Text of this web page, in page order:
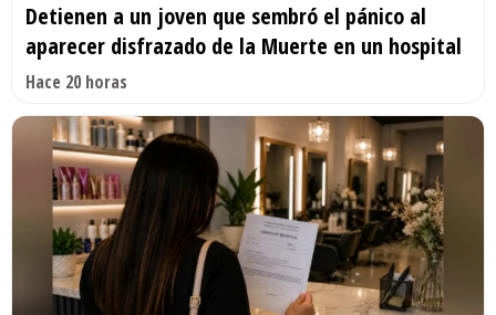
Detienen a un joven que sembró el pánico al
aparecer disfrazado de la Muerte en un hospital
Hace 20 horas